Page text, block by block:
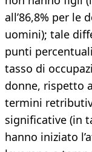
all’86,8% per le
uomini); tale
punti
tasso di
donne, rispetto
termini
significative (in
hanno iniziato